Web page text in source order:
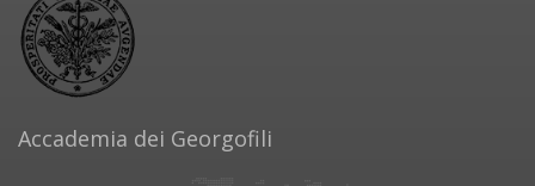
Accademia dei Georgofili